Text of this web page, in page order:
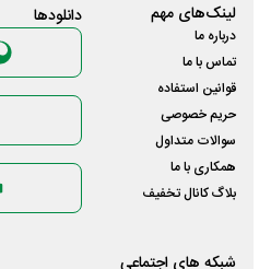
لینک‌های مهم
درباره ما
تماس با ما
قوانین استفاده
حریم خصوصی
سوالات متداول
همکاری با ما
بلاگ کانال تخفیف
شبکه های اجتماعی
دانلود‌ها